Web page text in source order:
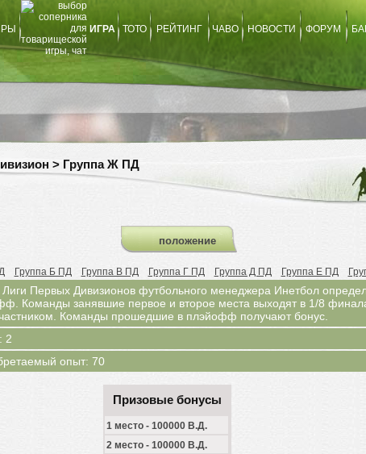
ИГРА ТОТО РЕЙТИНГ ЧАВО НОВОСТИ ФОРУМ
> Группа Ж ПД
положение
Группа Б ПД Группа В ПД Группа Г ПД Группа Д ПД Группа Е ПД
Лиги Первых Дивизионов футбольного менеджера Инетбол
Команды занявшие первое и второе места выходят в 1/8
Команды прошедшие в плэйофф получают бонус.
2
опыт: 70
Призовые бонусы
1 место - 100000 В.Д.
2 место - 100000 В.Д.